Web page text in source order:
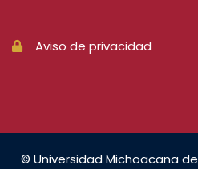
Aviso de privacidad
© Universidad Michoacana